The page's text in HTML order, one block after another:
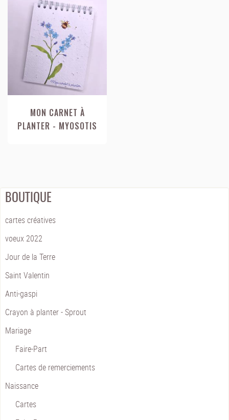
MON CARNET À
PLANTER - MYOSOTIS
BOUTIQUE
cartes créatives
voeux 2022
Jour de la Terre
Saint Valentin
Anti-gaspi
Crayon à planter - Sprout
Mariage
Faire-Part
Cartes de remerciements
Naissance
Cartes